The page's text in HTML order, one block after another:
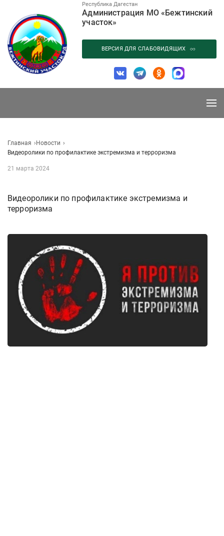
содержанию
Республика Дагестан
Администрация МО «Бежтинский
участок»
ВЕРСИЯ ДЛЯ СЛАБОВИДЯЩИХ
Главная
Новости
Видеоролики по профилактике экстремизма и терроризма
21 марта 2024
Видеоролики по профилактике экстремизма и
терроризма